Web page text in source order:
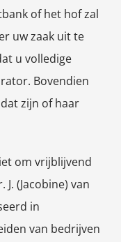
of het hof zal
uw zaak uit te
u volledige
Bovendien
zijn of haar
om vrijblijvend
(Jacobine) van
in
van bedrijven